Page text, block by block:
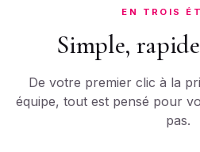
EN TROIS
Simple,
De votre premier clic à la
équipe, tout est pensé pour
pas.